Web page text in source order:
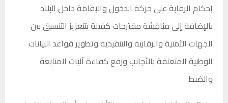
إحكام الرقابة على حركة الدخول والإقامة داخل البلاد
بالإضافة إلى مناقشة مقترحات كفيلة بتتعزيز التنسيق بين
الجهات الأمنية والرقابية والتنفيذية وتطوير قواعد البيانات
الوطنية المتعلقة بالأجانب ورفع كفاءة آليات المتابعة
والضبط